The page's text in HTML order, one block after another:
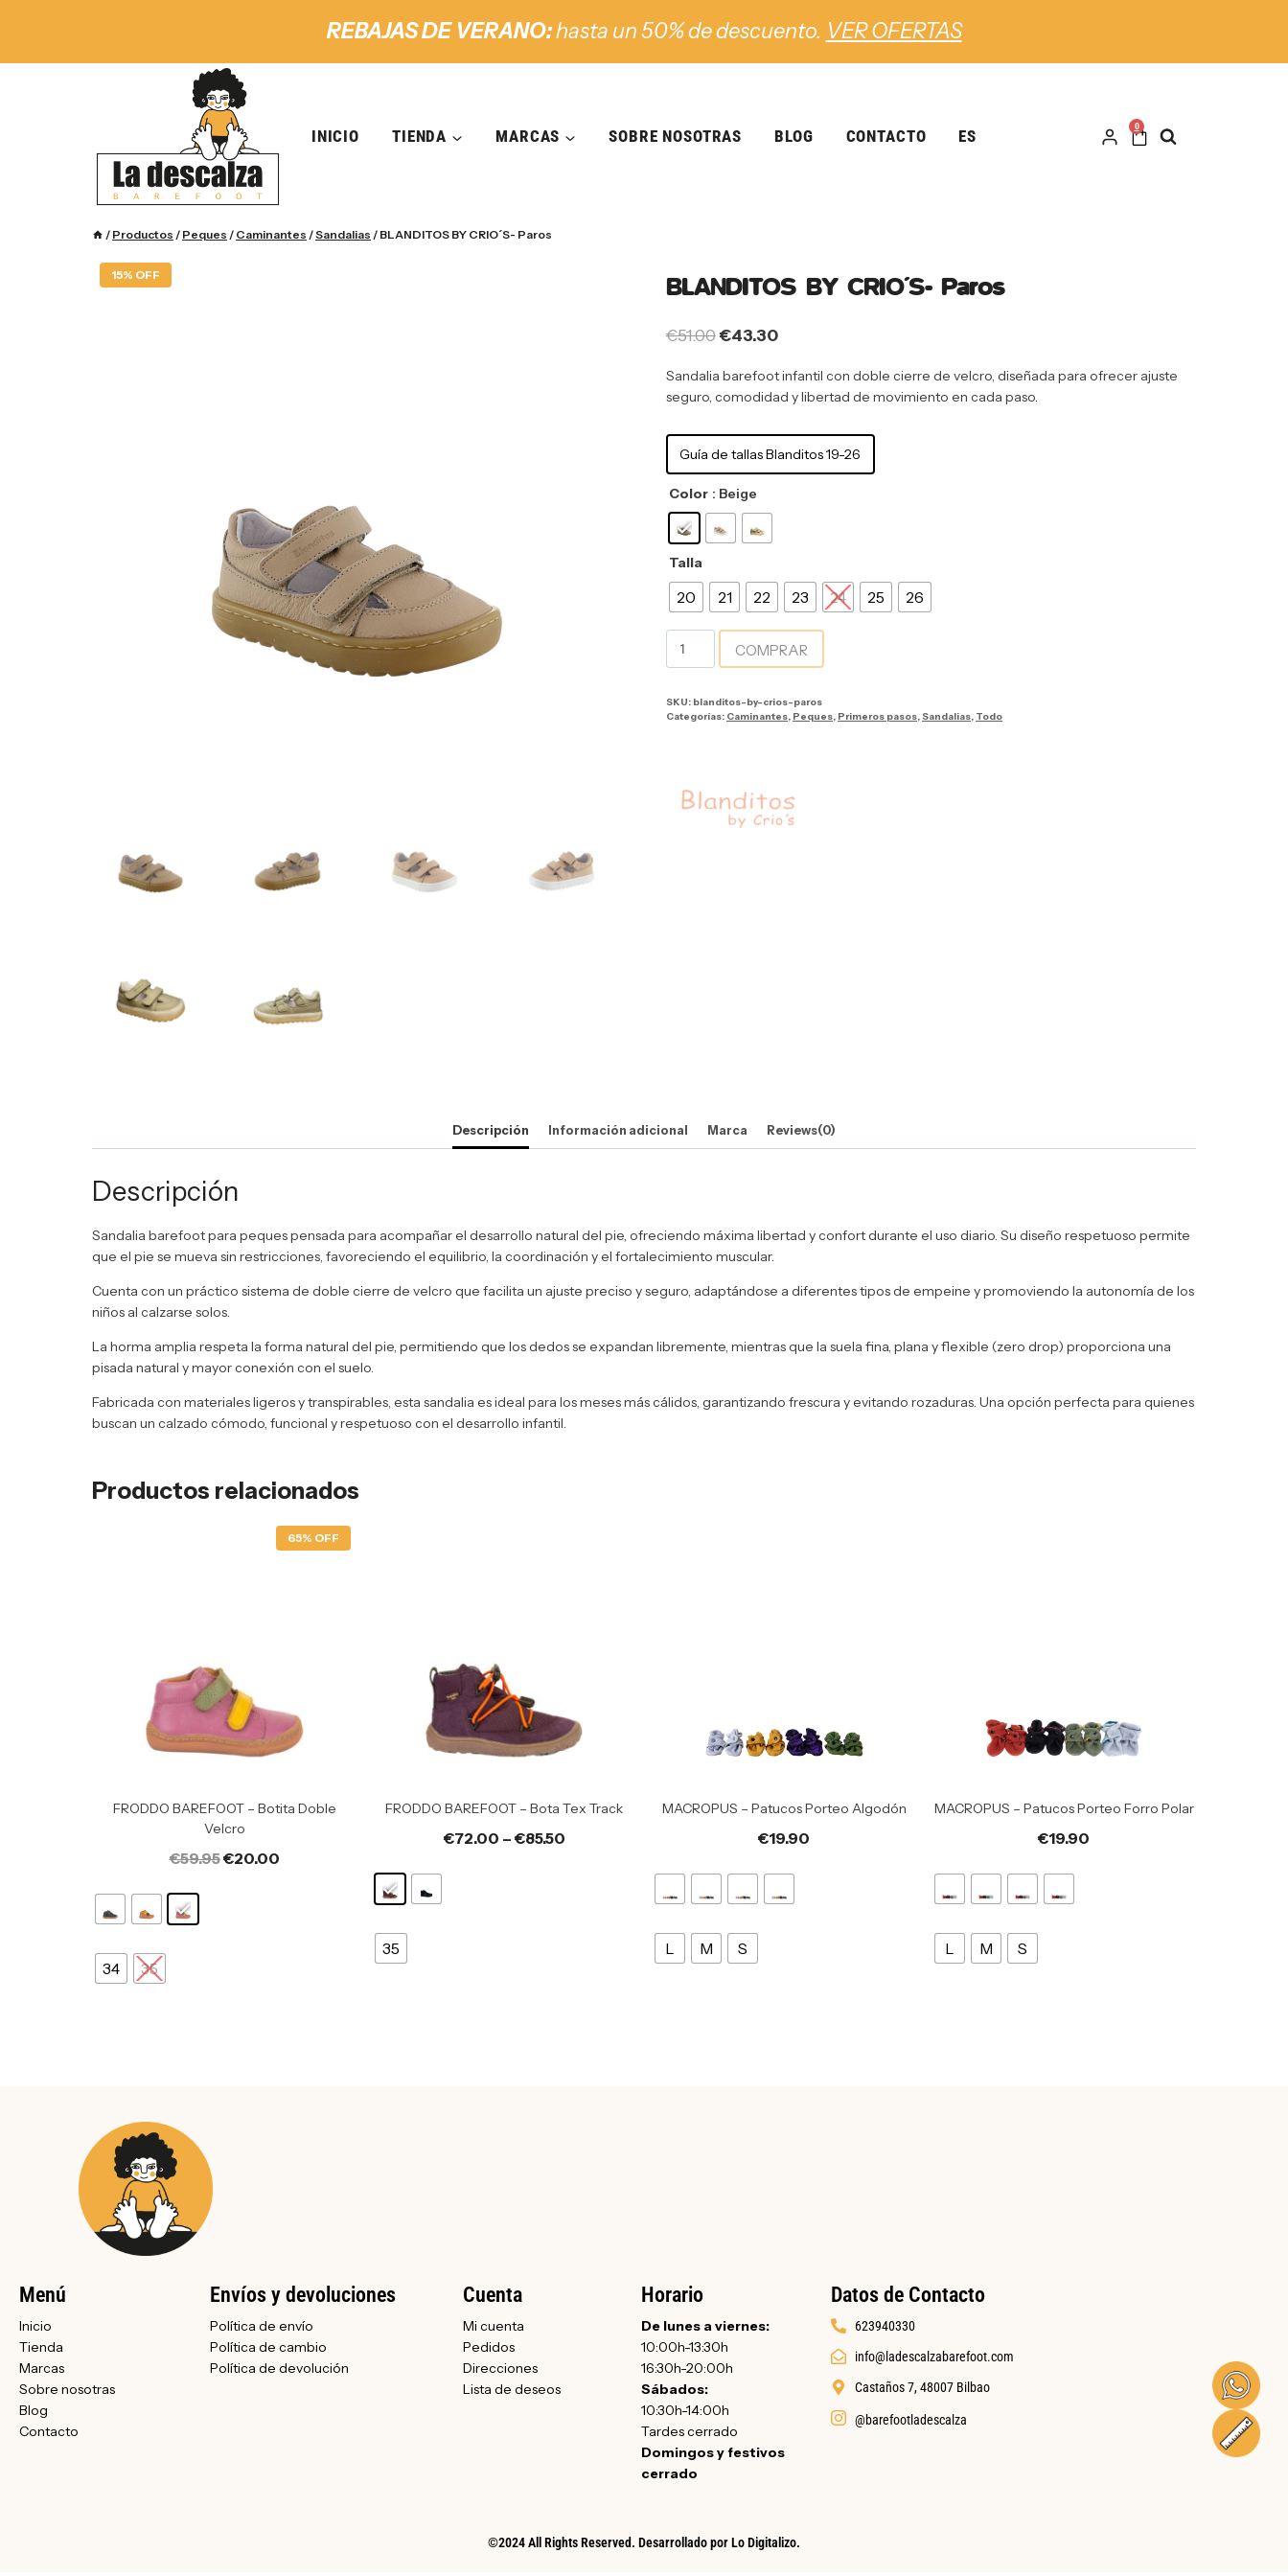
REBAJAS DE VERANO:hasta un 50% de descuento. VER OFERTAS
INICIO TIENDA MARCAS SOBRE NOSOTRAS BLOG CONTACTO ES
0
/ Productos / Peques / Caminantes /Sandalias / BLANDITOS BY CRIO´S- Paros
15% OFF BLANDITOS BY CRIO´S- Paros
€51.00€43.30
Sandalia barefoot infantil con doble cierre de velcro, diseñada para ofrecer ajuste
seguro, comodidad y libertad de movimiento en cada paso.
Guía de tallas Blanditos 19-26
Color : Beige
Talla
20 21 22 23 24 25 26
COMPRAR
SKU: blanditos-by-crios-paros
Categorías: Caminantes Peques Primeros pasos Sandalias Todo
Descripción Información adicional Marca Reviews(0)
Descripción
Sandalia barefoot para peques pensada para acompañar el desarrollo natural del pie, ofreciendo máxima libertad y confort durante el uso diario. Su diseño respetuoso permite
que el pie se mueva sin restricciones, favoreciendo el equilibrio, la coordinación y el fortalecimiento muscular.
Cuenta con un práctico sistema de doble cierre de velcro que facilita un ajuste preciso y seguro, adaptándose a diferentes tipos de empeine y promoviendo la autonomía de los
niños al calzarse solos.
La horma amplia respeta la forma natural del pie, permitiendo que los dedos se expandan libremente, mientras que la suela fina, plana y flexible (zero drop) proporciona una
pisada natural y mayor conexión con el suelo.
Fabricada con materiales ligeros y transpirables, esta sandalia es ideal para los meses más cálidos, garantizando frescura y evitando rozaduras. Una opción perfecta para quienes
buscan un calzado cómodo, funcional y respetuoso con el desarrollo infantil.
Productos relacionados
65% OFF
FRODDO BAREFOOT – Botita Doble
Velcro
€59.95€20.00
34 35
FRODDO BAREFOOT – Bota Tex Track
€72.00 – €85.50
35
MACROPUS – Patucos Porteo Algodón
€19.90
L M S
MACROPUS – Patucos Porteo Forro Polar
€19.90
L M S
Menú
Inicio
Tienda
Marcas
Sobre nosotras
Blog
Contacto
Envíos y devoluciones
Política de envío
Política de cambio
Política de devolución
Cuenta
Mi cuenta
Pedidos
Direcciones
Lista de deseos
Horario
De lunes a viernes:
10:00h-13:30h
16:30h-20:00h
Sábados:
10:30h-14:00h
Tardes cerrado
Domingos y festivos
cerrado
Datos de Contacto
623940330
info@ladescalzabarefoot.com
Castaños 7, 48007 Bilbao
@barefootladescalza
©2024 All Rights Reserved. Desarrollado porLo Digitalizo.